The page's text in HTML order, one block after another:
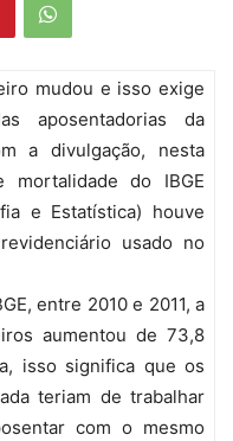
mudou e isso exige
aposentadorias da
a divulgação, nesta
mortalidade do IBGE
e Estatística) houve
usado no
entre 2010 e 2011, a
aumentou de 73,8
isso significa que os
teriam de trabalhar
com o mesmo